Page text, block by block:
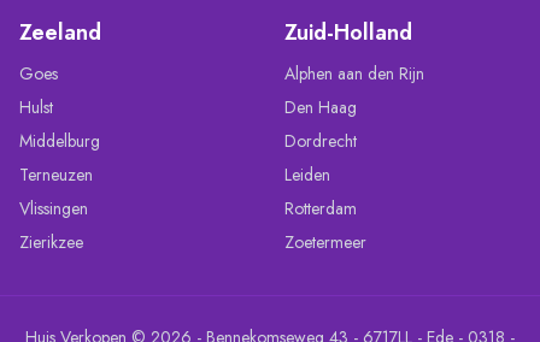
Zeeland
Goes
Hulst
Middelburg
Terneuzen
Vlissingen
Zierikzee
Zuid-Holland
Alphen aan den Rijn
Den Haag
Dordrecht
Leiden
Rotterdam
Zoetermeer
Huis Verkopen © 2026 - Bennekomseweg 43 - 6717LL - Ede - 0318 -